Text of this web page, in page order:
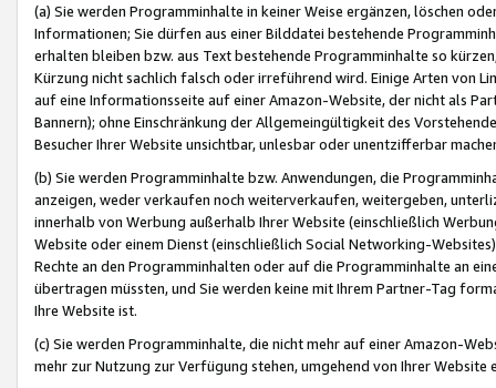
(a) Sie werden Programminhalte in keiner Weise ergänzen, löschen
Informationen; Sie dürfen aus einer Bilddatei bestehende
erhalten bleiben bzw. aus Text bestehende Programminhalte so
Kürzung nicht sachlich falsch oder irreführend wird. Einige Arten von
auf eine Informationsseite auf einer Amazon-Website, der nicht als
Bannern); ohne Einschränkung der Allgemeingültigkeit des
Besucher Ihrer Website unsichtbar, unlesbar oder unentzifferbar
(b) Sie werden Programminhalte bzw. Anwendungen, die
anzeigen, weder verkaufen noch weiterverkaufen, weitergeben,
innerhalb von Werbung außerhalb Ihrer Website (einschließlich
Website oder einem Dienst (einschließlich Social Networking-
Rechte an den Programminhalten oder auf die Programminhalte an
übertragen müssten, und Sie werden keine mit Ihrem Partner-Tag
Ihre Website ist.
(c) Sie werden Programminhalte, die nicht mehr auf einer Amazon-
mehr zur Nutzung zur Verfügung stehen, umgehend von Ihrer